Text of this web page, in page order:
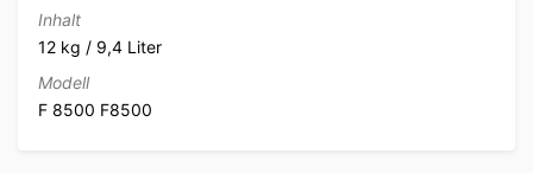
Inhalt
12 kg / 9,4 Liter
Modell
F 8500 F8500